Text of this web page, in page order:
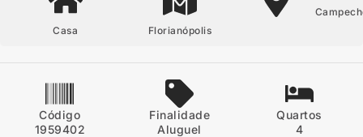
Casa Florianópolis
Código
1959402
Finalidade
Aluguel
Quartos
4